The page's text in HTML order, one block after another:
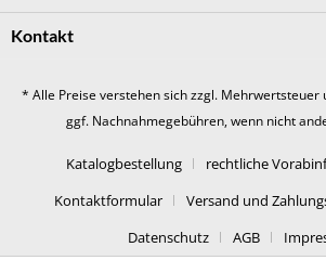
Kontakt
* Alle Preise verstehen sich zzgl. Mehrwertsteuer
ggf. Nachnahmegebühren, wenn nicht
Katalogbestellung
rechtliche
Kontaktformular
Versand und
Datenschutz
AGB